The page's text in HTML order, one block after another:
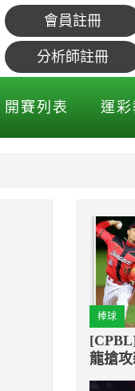
會員註冊
分析師註冊
開賽列表 運彩
棒球
龍搶